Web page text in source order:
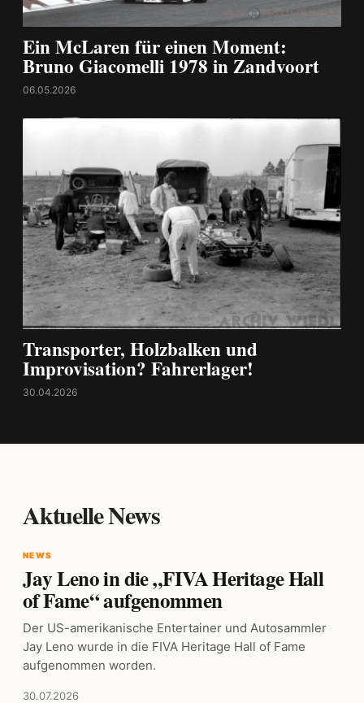
Ein McLaren für einen Moment:
Bruno Giacomelli 1978 in Zandvoort
06.05.2026
Transporter, Holzbalken und
Improvisation? Fahrerlager!
30.04.2026
Aktuelle News
NEWS
Jay Leno in die „FIVA Heritage Hall
of Fame“ aufgenommen
Der US-amerikanische Entertainer und Autosammler
Jay Leno wurde in die FIVA Heritage Hall of Fame
aufgenommen worden.
30.07.2026